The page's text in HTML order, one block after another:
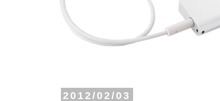
2012/02/03